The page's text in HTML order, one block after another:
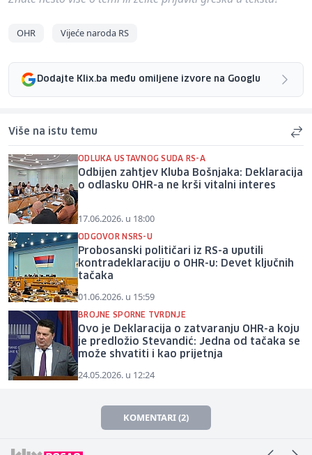
OHR Vijeće naroda RS
Dodajte Klix.ba među omiljene izvore na Googlu
Više na istu temu
ODLUKA USTAVNOG SUDA RS-A
Odbijen zahtjev Kluba Bošnjaka: Deklaracija
o odlasku OHR-a ne krši vitalni interes
17.06.2026. u 18:00
ODGOVOR NSRS-U
Probosanski političari iz RS-a uputili
kontradeklaraciju o OHR-u: Devet ključnih
tačaka
01.06.2026. u 15:59
BROJNE SPORNE TVRDNJE
Ovo je Deklaracija o zatvaranju OHR-a koju
je predložio Stevandić: Jedna od tačaka se
može shvatiti i kao prijetnja
24.05.2026. u 12:24
KOMENTARI (2)